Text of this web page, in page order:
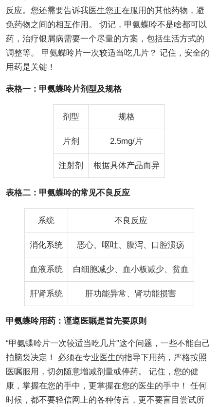
反应。您还需要告诉我医生您正在服用的其他药物，避
免药物之间的相互作用。 切记，甲氨蝶呤不是啥都可以
药，治疗银屑病需要一个尽量的方案，包括生活方式的
调整等。 甲氨蝶呤片一次较适当吃几片？ 记住，安全的
用药是关键！
表格一：甲氨蝶呤片剂型及规格
剂型 规格
片剂 2.5mg/片
注射剂 根据具体产品而异
表格二：甲氨蝶呤的常见不良反应
系统 不良反应
消化系统 恶心、呕吐、腹泻、口腔溃疡
血液系统 白细胞减少、血小板减少、贫血
肝肾系统 肝功能异常、肾功能损害
甲氨蝶呤用药：谨遵医嘱是首先要原则
“甲氨蝶呤片一次较适当吃几片”这个问题，一些不能自己
拍脑袋决定！ 必须在专业医生的指导下用药，严格按照
医嘱服用，切勿随意增减剂量或停药。 记住，您的健
康，掌握在您的手中，更掌握在您的医生的手中！ 任何
时候，都不要轻信网上的各种传言，更不要盲目尝试所